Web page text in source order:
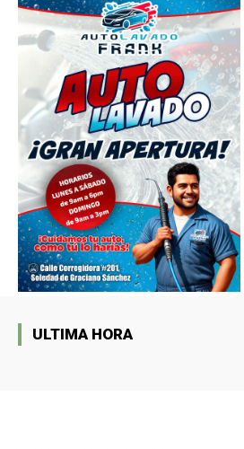
ULTIMA HORA